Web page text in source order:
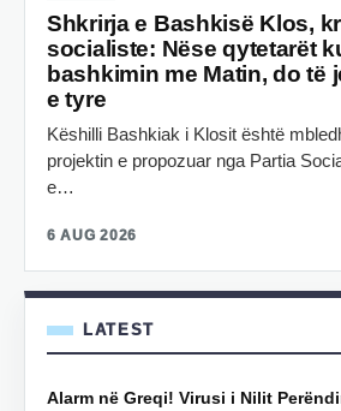
Shkrirja e Bashkisë Klos,
socialiste: Nëse qytetarët
bashkimin me Matin, do të
e tyre
Këshilli Bashkiak i Klosit është
projektin e propozuar nga Partia
e…
6 AUG 2026
LATEST
Alarm në Greqi! Virusi i Nilit